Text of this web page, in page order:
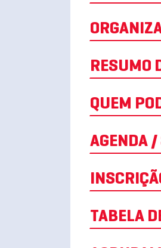
RESUMO
QUEM
AGENDA /
TABELA